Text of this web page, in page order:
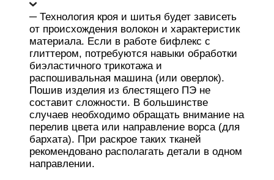
─ Технология кроя и шитья будет зависеть
от происхождения волокон и характеристик
материала. Если в работе бифлекс с
глиттером, потребуются навыки обработки
биэластичного трикотажа и
распошивальная машина (или оверлок).
Пошив изделия из блестящего ПЭ не
составит сложности. В большинстве
случаев необходимо обращать внимание на
перелив цвета или направление ворса (для
бархата). При раскрое таких тканей
рекомендовано располагать детали в одном
направлении.